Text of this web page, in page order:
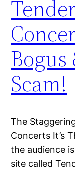
Scam!
The
Concerts It’s
the audience
site called